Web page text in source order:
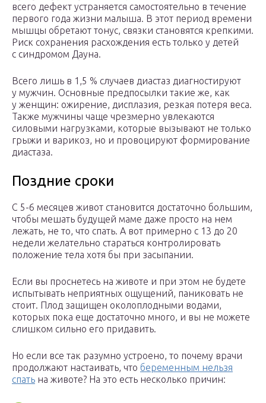
всего дефект устраняется самостоятельно в течение
первого года жизни малыша. В этот период времени
мышцы обретают тонус, связки становятся крепкими.
Риск сохранения расхождения есть только у детей
с синдромом Дауна.
Всего лишь в 1,5 % случаев диастаз диагностируют
у мужчин. Основные предпосылки такие же, как
у женщин: ожирение, дисплазия, резкая потеря веса.
Также мужчины чаще чрезмерно увлекаются
силовыми нагрузками, которые вызывают не только
грыжи и варикоз, но и провоцируют формирование
диастаза.
Поздние сроки
С 5-6 месяцев живот становится достаточно большим,
чтобы мешать будущей маме даже просто на нем
лежать, не то, что спать. А вот примерно с 13 до 20
недели желательно стараться контролировать
положение тела хотя бы при засыпании.
Если вы проснетесь на животе и при этом не будете
испытывать неприятных ощущений, паниковать не
стоит. Плод защищен околоплодными водами,
которых пока еще достаточно много, и вы не можете
слишком сильно его придавить.
Но если все так разумно устроено, то почему врачи
продолжают настаивать, что беременным нельзя
спать на животе? На это есть несколько причин: